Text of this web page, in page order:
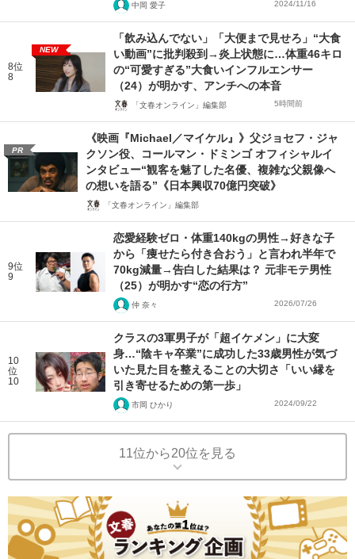
中岡 愛子 2024/11/16
8位
8
NEW
「飲み込んでない」「大便まで見せろ」“大食
い動画”に批判殺到→炎上状態に…体重46キロ
の“可愛すぎる”大食いインフルエンサー
（24）が明かす、アンチへの本音
「文春オンライン」編集部 5時間前
PR
《映画『Michael／マイケル』》父ジョセフ・ジャ
クソン役、コールマン・ドミンゴ オフィシャルイ
ンタビュー“観客を魅了した名優、複雑な父親像へ
の想いを語る”《日本興収70億円突破》
「文春オンライン」編集部
9位
9
恋愛経験ゼロ・体重140kgの男性→好きな子
から「痩せたら付き合おう」と言われ半年で
70kg減量→告白した結果は？ 元非モテ男性
（25）が明かす“恋の行方”
仲 奈々 2026/07/26
10
位
10
クラスの3軍男子が「超イケメン」に大変
身…“陰キャ卒業”に成功した33歳男性が気づ
いた見た目を整えることの大切さ「いい縁を
引き寄せるための第一歩」
市岡 ひかり 2024/09/22
11位から20位を見る